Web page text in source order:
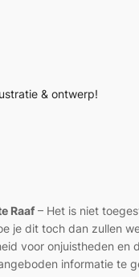
& ontwerp!
Raaf – Het is niet
je dit toch dan zullen
voor onjuistheden
informatie te